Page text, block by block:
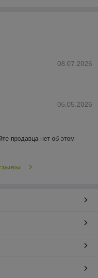
08.07.2026
05.05.2026
продавца нет об этом